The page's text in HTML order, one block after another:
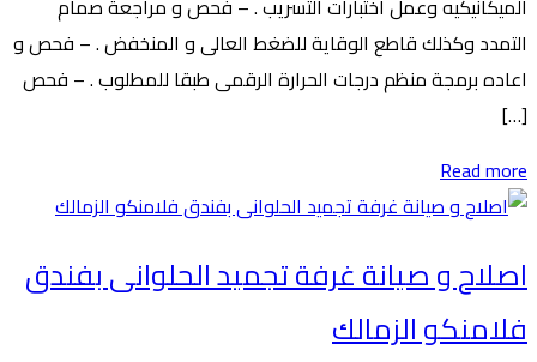
التمدد وكذلك قاطع الوقاية للضغط العالى و المنخفض . – فحص و
اعاده برمجة منظم درجات الحرارة الرقمى طبقا للمطلوب . – فحص
[…]
Read more
اصلاح و صيانة غرفة تجميد الحلوانى بفندق
فلامنكو الزمالك